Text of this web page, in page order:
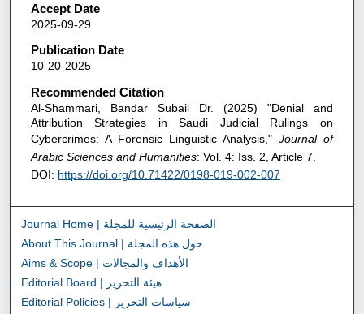
Accept Date
2025-09-29
Publication Date
10-20-2025
Recommended Citation
Al-Shammari, Bandar Subail Dr. (2025) "Denial and
Attribution Strategies in Saudi Judicial Rulings on
Cybercrimes: A Forensic Linguistic Analysis," Journal of
Arabic Sciences and Humanities: Vol. 4: Iss. 2, Article 7.
DOI: https://doi.org/10.71422/0198-019-002-007
Journal Home | الصفحة الرئيسية للمجلة
About This Journal | حول هذه المجلة
Aims & Scope | الأهداف والمجالات
Editorial Board | هيئة التحرير
Editorial Policies | سياسات التحرير